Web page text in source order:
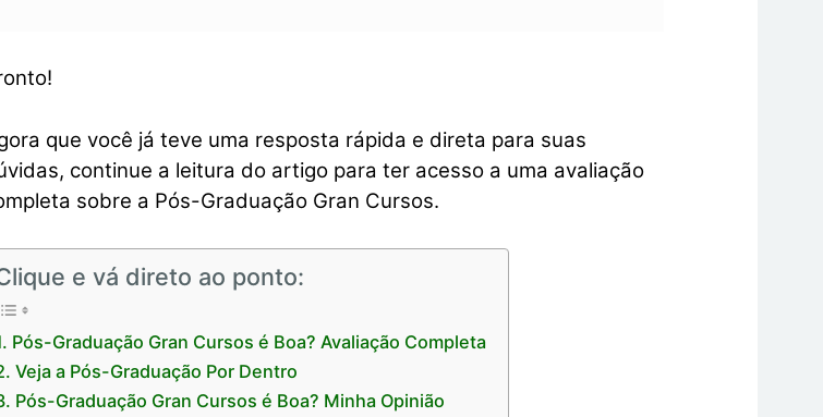
que você já teve uma resposta rápida e direta para suas
continue a leitura do artigo para ter acesso a uma avaliação
sobre a Pós-Graduação Gran Cursos.
e vá direto ao ponto:
Pós-Graduação Gran Cursos é Boa? Avaliação Completa
Veja a Pós-Graduação Por Dentro
Pós-Graduação Gran Cursos é Boa? Minha Opinião